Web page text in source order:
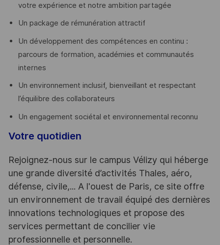
votre expérience et notre ambition partagée
Un package de rémunération attractif
Un développement des compétences en continu :
parcours de formation, académies et communautés
internes
Un environnement inclusif, bienveillant et respectant
l’équilibre des collaborateurs
Un engagement sociétal et environnemental reconnu
Votre quotidien
Rejoignez-nous sur le campus Vélizy qui héberge
une grande diversité d’activités Thales, aéro,
défense, civile,... A l'ouest de Paris, ce site offre
un environnement de travail équipé des dernières
innovations technologiques et propose des
services permettant de concilier vie
professionnelle et personnelle.